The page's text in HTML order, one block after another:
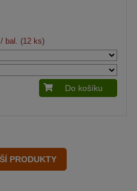
/ bal. (12 ks)
Do košíku